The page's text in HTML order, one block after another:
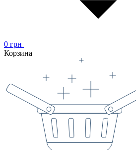
0 грн
Корзина